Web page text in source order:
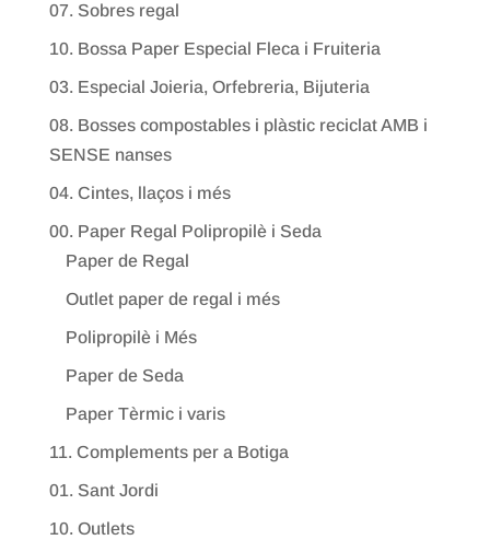
07. Sobres regal
10. Bossa Paper Especial Fleca i Fruiteria
03. Especial Joieria, Orfebreria, Bijuteria
08. Bosses compostables i plàstic reciclat AMB i
SENSE nanses
04. Cintes, llaços i més
00. Paper Regal Polipropilè i Seda
Paper de Regal
Outlet paper de regal i més
Polipropilè i Més
Paper de Seda
Paper Tèrmic i varis
11. Complements per a Botiga
01. Sant Jordi
10. Outlets